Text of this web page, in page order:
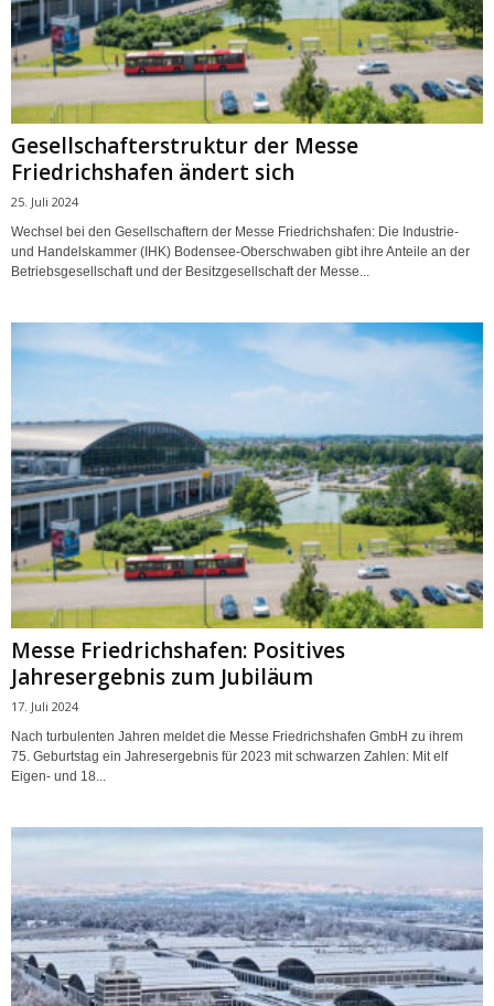
Gesellschafterstruktur der Messe
Friedrichshafen ändert sich
25. Juli 2024
Wechsel bei den Gesellschaftern der Messe Friedrichshafen: Die Industrie-
und Handelskammer (IHK) Bodensee-Oberschwaben gibt ihre Anteile an der
Betriebsgesellschaft und der Besitzgesellschaft der Messe...
Messe Friedrichshafen: Positives
Jahresergebnis zum Jubiläum
17. Juli 2024
Nach turbulenten Jahren meldet die Messe Friedrichshafen GmbH zu ihrem
75. Geburtstag ein Jahresergebnis für 2023 mit schwarzen Zahlen: Mit elf
Eigen- und 18...